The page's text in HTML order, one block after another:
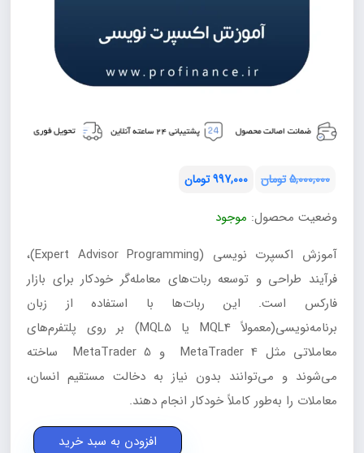
تومان5,000,000
اصلی:
تومان5,000,000
بود.
تومان997,000
فعلی:
تومان997,000.
وضعیت محصول: موجود
آموزش اکسپرت نویسی (Expert Advisor Programming)،
فرآیند طراحی و توسعه ربات‌های معامله‌گر خودکار برای بازار
فارکس است. این ربات‌ها با استفاده از زبان
برنامه‌نویسی(معمولاً MQL4 یا MQL5) بر روی پلتفرم‌های
معاملاتی مثل MetaTrader 4 و MetaTrader 5 ساخته
می‌شوند و می‌توانند بدون نیاز به دخالت مستقیم انسان،
معاملات را به‌طور کاملاً خودکار انجام دهند.
افزودن به سبد خرید